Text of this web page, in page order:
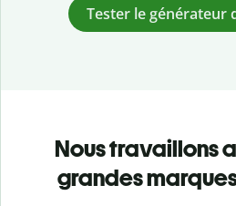
Tester le générateur
Nous travaillons
grandes